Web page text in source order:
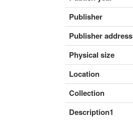
Publisher
Publisher address
Physical size
Location
Collection
Description1